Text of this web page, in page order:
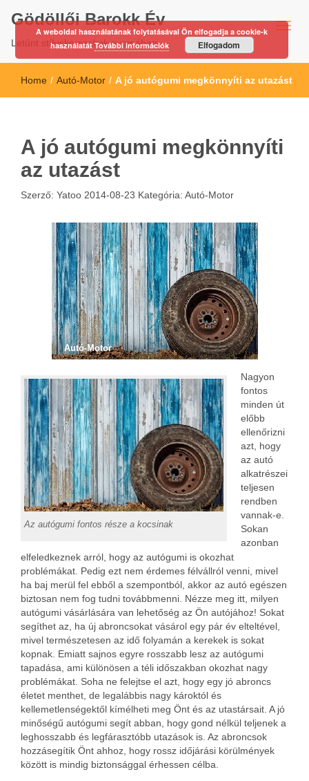
Gödöllői Barokk Év
Letűnt stíluskorszakok nyomában…
Home / Autó-Motor / A jó autógumi megkönnyíti az utazást
A jó autógumi megkönnyíti
az utazást
Szerző: Yatoo 2014-08-23 Kategória: Autó-Motor
Autó-Motor
Az autógumi fontos része a kocsinak
Nagyon
fontos
minden út
előbb
ellenőrizni
azt, hogy
az autó
alkatrészei
teljesen
rendben
vannak-e.
Sokan
azonban
elfeledkeznek arról, hogy az autógumi is okozhat
problémákat. Pedig ezt nem érdemes félvállról venni, mivel
ha baj merül fel ebből a szempontból, akkor az autó egészen
biztosan nem fog tudni továbbmenni. Nézze meg itt, milyen
autógumi vásárlására van lehetőség az Ön autójához! Sokat
segíthet az, ha új abroncsokat vásárol egy pár év elteltével,
mivel természetesen az idő folyamán a kerekek is sokat
kopnak. Emiatt sajnos egyre rosszabb lesz az autógumi
tapadása, ami különösen a téli időszakban okozhat nagy
problémákat. Soha ne felejtse el azt, hogy egy jó abroncs
életet menthet, de legalábbis nagy károktól és
kellemetlenségektől kímélheti meg Önt és az utastársait. A jó
minőségű autógumi segít abban, hogy gond nélkül teljenek a
leghosszabb és legfárasztóbb utazások is. Az abroncsok
hozzásegítik Önt ahhoz, hogy rossz időjárási körülmények
között is mindig biztonsággal érhessen célba.
A weboldal használatának folytatásával Ön elfogadja a cookie-k
használatátTovábbi információk Elfogadom